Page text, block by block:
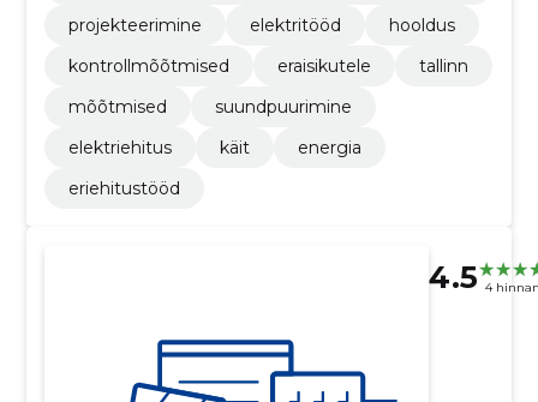
projekteerimine
elektritööd
hooldus
kontrollmõõtmised
eraisikutele
tallinn
mõõtmised
suundpuurimine
elektriehitus
käit
energia
eriehitustööd
4.5 4